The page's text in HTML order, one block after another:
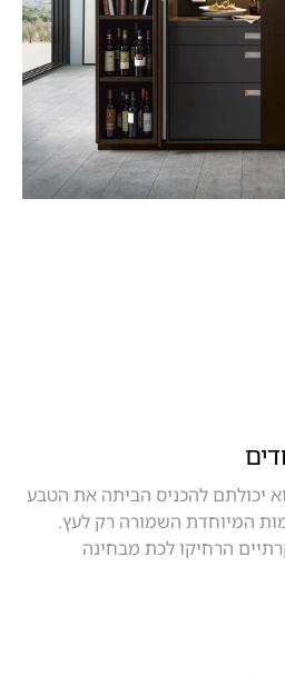
יכולתם להכניס הביתה את הטבע
המיוחדת השמורה רק לעץ.
הרחיקו לכת מבחינה